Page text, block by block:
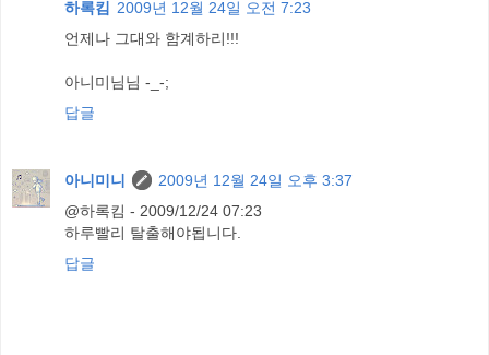
하록킴 2009년 12월 24일 오전 7:23
언제나 그대와 함계하리!!!
아니미님님 -_-;
답글
아니미니
2009년 12월 24일 오후 3:37
@하록킴 - 2009/12/24 07:23
하루빨리 탈출해야됩니다.
답글